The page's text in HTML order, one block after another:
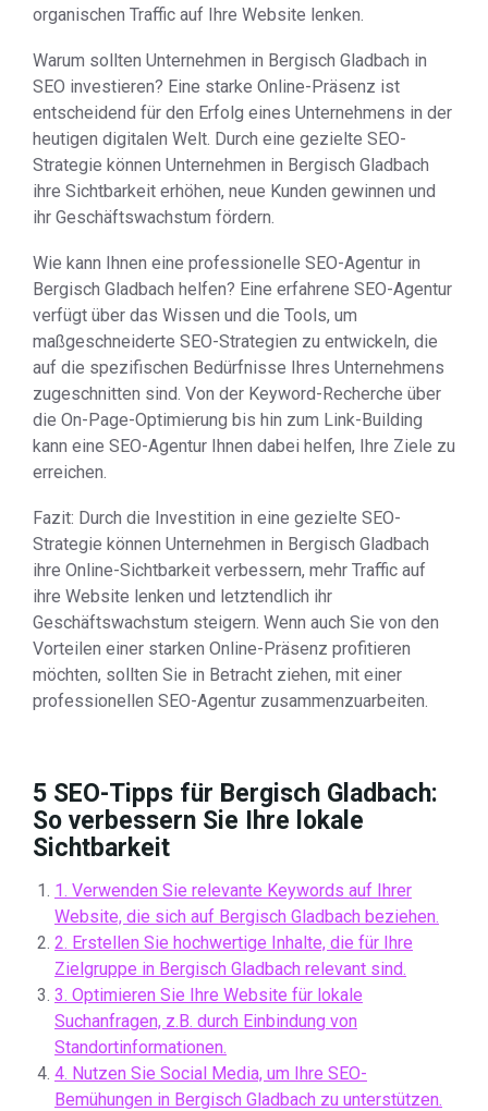
organischen Traffic auf Ihre Website lenken.
Warum sollten Unternehmen in Bergisch Gladbach in
SEO investieren? Eine starke Online-Präsenz ist
entscheidend für den Erfolg eines Unternehmens in der
heutigen digitalen Welt. Durch eine gezielte SEO-
Strategie können Unternehmen in Bergisch Gladbach
ihre Sichtbarkeit erhöhen, neue Kunden gewinnen und
ihr Geschäftswachstum fördern.
Wie kann Ihnen eine professionelle SEO-Agentur in
Bergisch Gladbach helfen? Eine erfahrene SEO-Agentur
verfügt über das Wissen und die Tools, um
maßgeschneiderte SEO-Strategien zu entwickeln, die
auf die spezifischen Bedürfnisse Ihres Unternehmens
zugeschnitten sind. Von der Keyword-Recherche über
die On-Page-Optimierung bis hin zum Link-Building
kann eine SEO-Agentur Ihnen dabei helfen, Ihre Ziele zu
erreichen.
Fazit: Durch die Investition in eine gezielte SEO-
Strategie können Unternehmen in Bergisch Gladbach
ihre Online-Sichtbarkeit verbessern, mehr Traffic auf
ihre Website lenken und letztendlich ihr
Geschäftswachstum steigern. Wenn auch Sie von den
Vorteilen einer starken Online-Präsenz profitieren
möchten, sollten Sie in Betracht ziehen, mit einer
professionellen SEO-Agentur zusammenzuarbeiten.
5 SEO-Tipps für Bergisch Gladbach:
So verbessern Sie Ihre lokale
Sichtbarkeit
1. Verwenden Sie relevante Keywords auf Ihrer
Website, die sich auf Bergisch Gladbach beziehen.
2. Erstellen Sie hochwertige Inhalte, die für Ihre
Zielgruppe in Bergisch Gladbach relevant sind.
3. Optimieren Sie Ihre Website für lokale
Suchanfragen, z.B. durch Einbindung von
Standortinformationen.
4. Nutzen Sie Social Media, um Ihre SEO-
Bemühungen in Bergisch Gladbach zu unterstützen.